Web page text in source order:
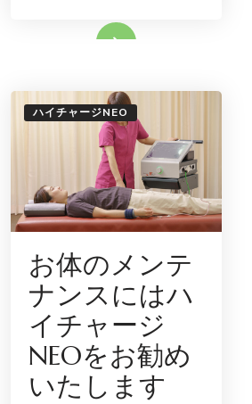
り
ま
ハイチャージNEO
お体のメンテ
ナンスにはハ
イチャージ
NEOをお勧め
いたします